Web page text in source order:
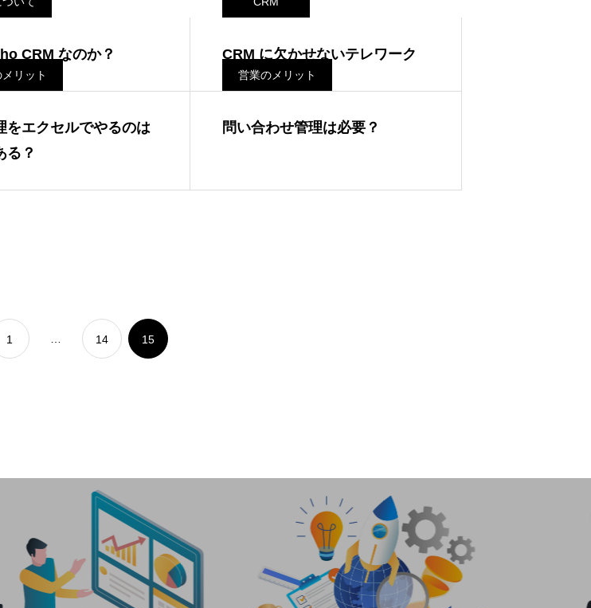
CRM なのか？ CRM に欠かせないテレワーク
リット
をエクセルでやるのは
る？
営業のメリット
問い合わせ管理は必要？
1 14 15